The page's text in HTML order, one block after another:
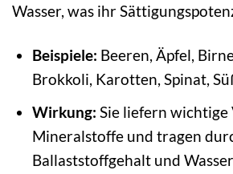
Wasser, was ihr
Beispiele: Beeren, Äpfel,
Brokkoli, Karotten, Spinat,
Wirkung: Sie liefern
Mineralstoffe und tragen
Ballaststoffgehalt und